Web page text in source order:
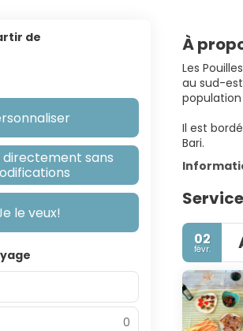
À
Les
au sud-
Il est
Bari.
02
févr.
de
directement sans
le veux!
0